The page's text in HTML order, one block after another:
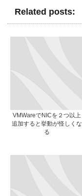
Related posts:
VMWareでNICを２つ以上
追加すると挙動が怪しくな
る